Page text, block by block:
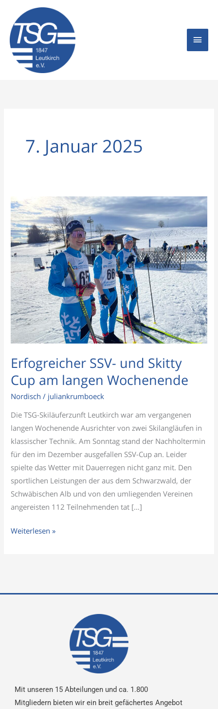
Inhalt
springen
7. Januar 2025
Erfogreicher SSV- und Skitty
Cup am langen Wochenende
Nordisch / juliankrumboeck
Die TSG-Skiläuferzunft Leutkirch war am vergangenen
langen Wochenende Ausrichter von zwei Skilangläufen in
klassischer Technik. Am Sonntag stand der Nachholtermin
für den im Dezember ausgefallen SSV-Cup an. Leider
spielte das Wetter mit Dauerregen nicht ganz mit. Den
sportlichen Leistungen der aus dem Schwarzwald, der
Schwäbischen Alb und von den umliegenden Vereinen
angereisten 112 Teilnehmenden tat […]
Erfogreicher
SSV-
und
Skitty
Cup
am
langen
Wochenende
Weiterlesen »
Mit unseren 15 Abteilungen und ca. 1.800
Mitgliedern bieten wir ein breit gefächertes Angebot